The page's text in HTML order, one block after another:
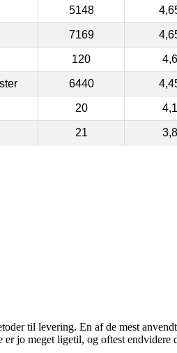
5148
7169
120 4,6
6440
20 4,1
21 3,8
til levering. En af de mest
jo meget ligetil, og oftest